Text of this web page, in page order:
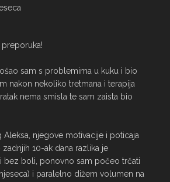
sam s problemima u kuku i bio
nakon nekoliko tretmana i terapija
nema smisla te sam zaista bio
Aleksa, njegove motivacije i poticaja
10-ak dana razlika je
bez boli, ponovno sam počeo trčati
i paralelno dižem volumen na